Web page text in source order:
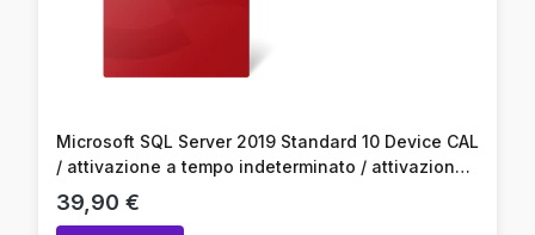
Microsoft SQL Server 2019 Standard 10 Device CAL
/ attivazione a tempo indeterminato / attivazione
online / codice prodotto
Prezzo
39,90 €